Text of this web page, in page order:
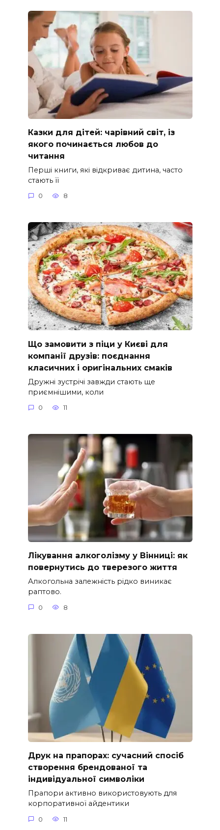
Казки для дітей: чарівний світ, із
якого починається любов до
читання
Перші книги, які відкриває дитина, часто
стають її
0 8
Що замовити з піци у Києві для
компанії друзів: поєднання
класичних і оригінальних смаків
Дружні зустрічі завжди стають ще
приємнішими, коли
0 11
Лікування алкоголізму у Вінниці: як
повернутись до тверезого життя
Алкогольна залежність рідко виникає
раптово.
0 8
Друк на прапорах: сучасний спосіб
створення брендованої та
індивідуальної символіки
Прапори активно використовують для
корпоративної айдентики
0 11